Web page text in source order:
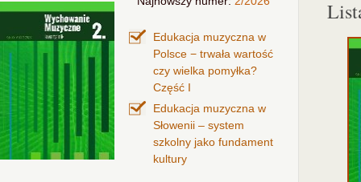
Edukacja muzyczna w
Polsce − trwała wartość
czy wielka pomyłka?
Część I
Edukacja muzyczna w
Słowenii – system
szkolny jako fundament
kultury